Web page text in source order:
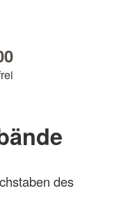
des